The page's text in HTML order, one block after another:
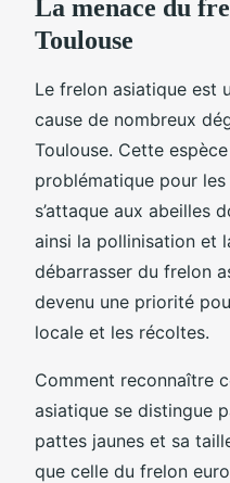
La menace du
Toulouse
Le frelon asiatique est
cause de nombreux
Toulouse. Cette
problématique pour
s’attaque aux abeilles
ainsi la pollinisation et
débarrasser du frelon
devenu une priorité
locale et les récoltes.
Comment reconnaître
asiatique se distingue
pattes jaunes et sa
que celle du frelon